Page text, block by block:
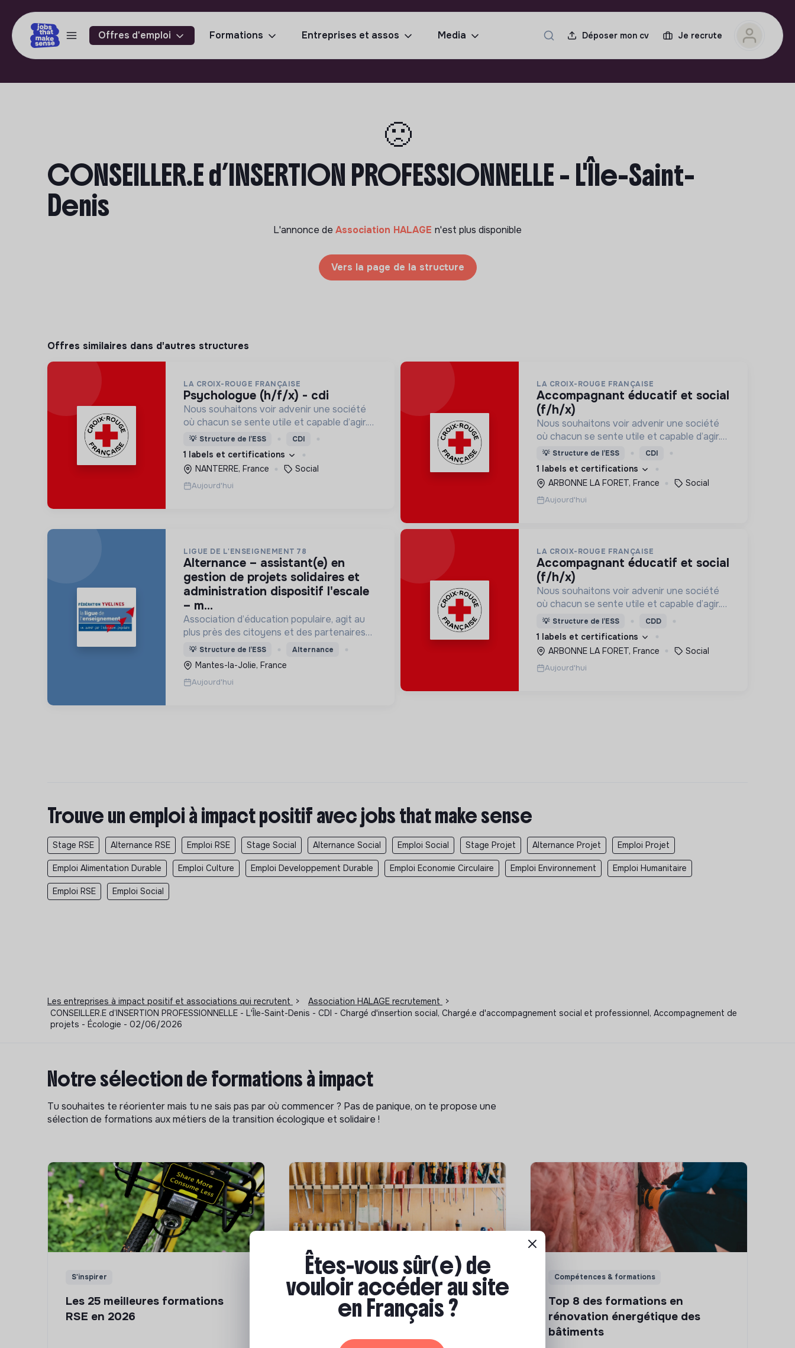
Offres d'emploi Formations Entreprises et assos Media Déposer mon cv Je recrute
🙁
CONSEILLER.E d’INSERTION PROFESSIONNELLE - L'Île-Saint-
Denis
L'annonce de Association HALAGE n'est plus disponible
Vers la page de la structure
Offres similaires dans d'autres structures
LA CROIX-ROUGE FRANÇAISE
psychologue (h/f/x) - cdi
Nous souhaitons voir advenir une société
où chacun se sente utile et capable d’agir.
Pour cela, nous proposons des moyens et
des lieux d’engagement innovants et
adaptés à tous.
💡 Structure de l’ESS CDI
1 labels et certifications
NANTERRE, France
Social
Aujourd'hui
LA CROIX-ROUGE FRANÇAISE
accompagnant éducatif et social
(f/h/x)
Nous souhaitons voir advenir une société
où chacun se sente utile et capable d’agir.
Pour cela, nous proposons des moyens et
des lieux d’engagement innovants et
adaptés à tous.
💡 Structure de l’ESS CDI
1 labels et certifications
ARBONNE LA FORET, France
Social
Aujourd'hui
LIGUE DE L'ENSEIGNEMENT 78
alternance – assistant(e) en
gestion de projets solidaires et
administration dispositif l'escale
– m...
Association d’éducation populaire, agit au
plus près des citoyens et des partenaires
locaux pour promouvoir le lien social, agir
pour l’éducation et la citoyenneté et faire
vivre la Laïcité.
💡 Structure de l’ESS Alternance
Mantes-la-Jolie, France
Aujourd'hui
LA CROIX-ROUGE FRANÇAISE
accompagnant éducatif et social
(f/h/x)
Nous souhaitons voir advenir une société
où chacun se sente utile et capable d’agir.
Pour cela, nous proposons des moyens et
des lieux d’engagement innovants et
adaptés à tous.
💡 Structure de l’ESS CDD
1 labels et certifications
ARBONNE LA FORET, France
Social
Aujourd'hui
Trouve un emploi à impact positif avec jobs that make sense
Stage RSE Alternance RSE Emploi RSE Stage Social Alternance Social Emploi Social Stage Projet Alternance Projet Emploi Projet
Emploi Alimentation Durable Emploi Culture Emploi Developpement Durable Emploi Economie Circulaire Emploi Environnement Emploi Humanitaire
Emploi RSE Emploi Social
Les entreprises à impact positif et associations qui recrutent > Association HALAGE recrutement
>
CONSEILLER.E d’INSERTION PROFESSIONNELLE - L'Île-Saint-Denis - CDI - Chargé d'insertion social, Chargé.e d'accompagnement social et professionnel, Accompagnement de
projets - Écologie - 02/06/2026
Notre sélection de formations à impact
Tu souhaites te réorienter mais tu ne sais pas par où commencer ? Pas de panique, on te propose une
sélection de formations aux métiers de la transition écologique et solidaire !
S'inspirer
Les 25 meilleures formations
RSE en 2026
Compétences & formations
Comment se former à la
transition écologique ?
Compétences & formations
Top 8 des formations en
rénovation énergétique des
bâtiments
Êtes-vous sûr(e) de
vouloir accéder au site
en Français ?